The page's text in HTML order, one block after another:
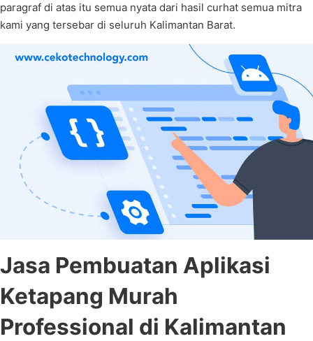
paragraf di atas itu semua nyata dari hasil curhat semua mitra
kami yang tersebar di seluruh Kalimantan Barat.
Jasa Pembuatan Aplikasi
Ketapang Murah
Professional di Kalimantan